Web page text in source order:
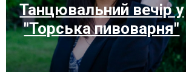
Танцювальний вечір у
"Торська пивоварня"